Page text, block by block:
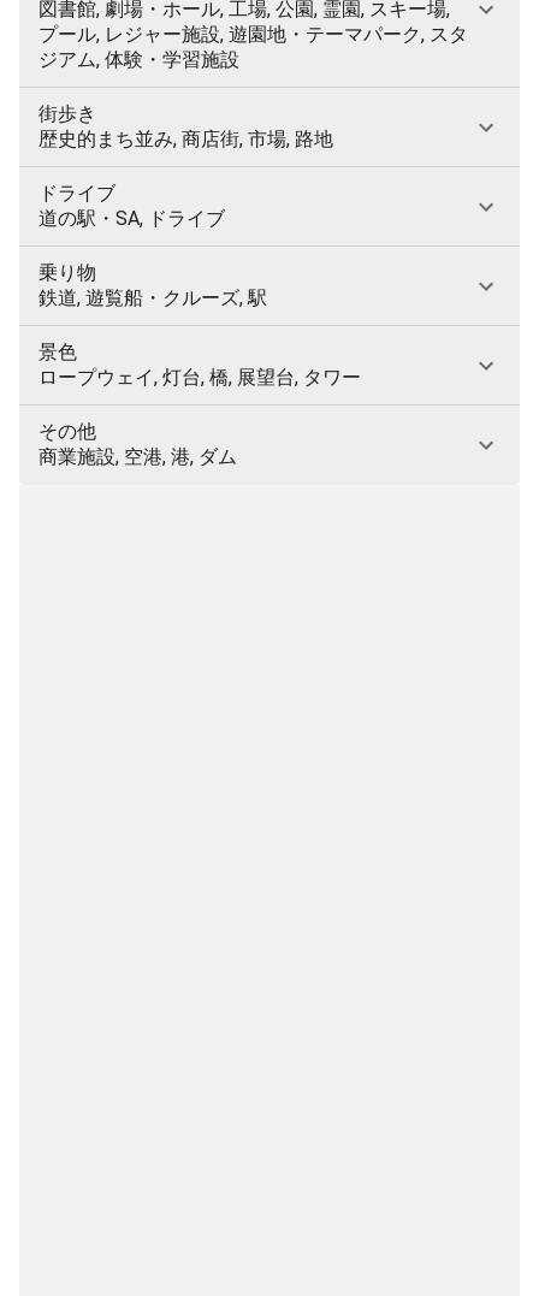
図書館, 劇場・ホール, 工場, 公園, 霊園, スキー場,
プール, レジャー施設, 遊園地・テーマパーク, スタ
ジアム, 体験・学習施設
街歩き
歴史的まち並み, 商店街, 市場, 路地
ドライブ
道の駅・SA, ドライブ
乗り物
鉄道, 遊覧船・クルーズ, 駅
景色
ロープウェイ, 灯台, 橋, 展望台, タワー
その他
商業施設, 空港, 港, ダム